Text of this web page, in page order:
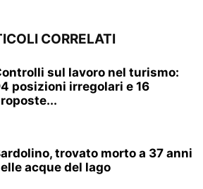
CORRELATI
sul lavoro nel turismo:
posizioni irregolari e 16
trovato morto a 37 anni
acque del lago